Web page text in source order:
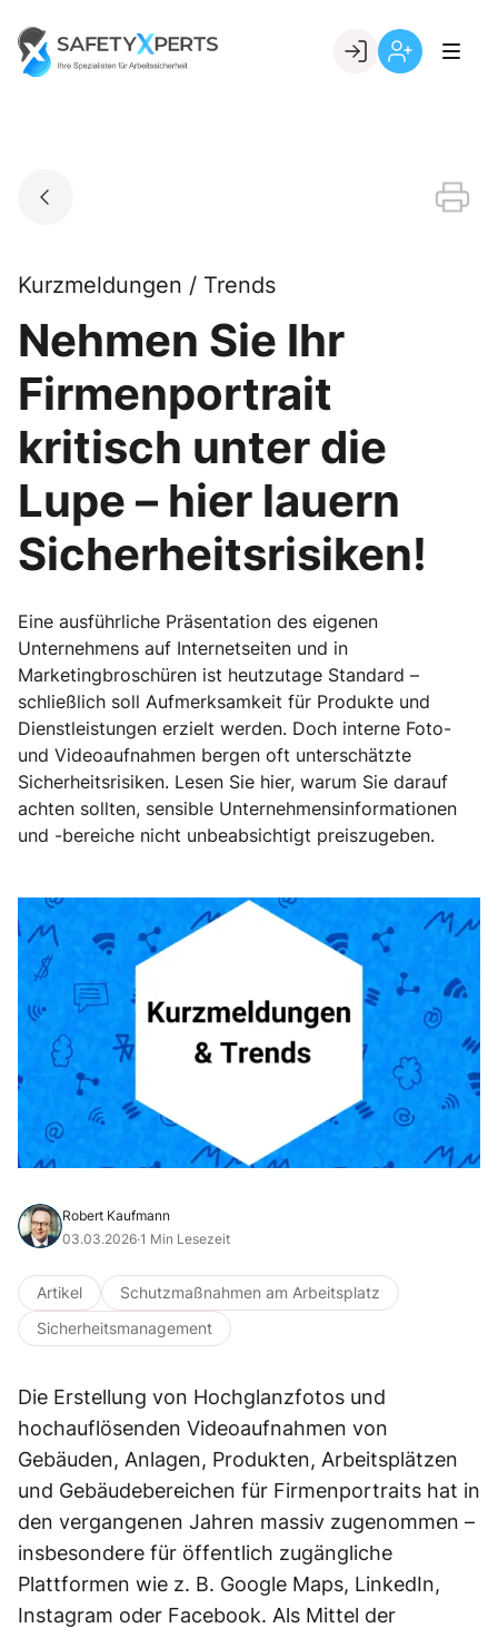
content
Go to landing page.
Kurzmeldungen / Trends
Nehmen Sie Ihr
Firmenportrait
kritisch unter die
Lupe – hier lauern
Sicherheitsrisiken!
Eine ausführliche Präsentation des eigenen
Unternehmens auf Internetseiten und in
Marketingbroschüren ist heutzutage Standard –
schließlich soll Aufmerksamkeit für Produkte und
Dienstleistungen erzielt werden. Doch interne Foto-
und Videoaufnahmen bergen oft unterschätzte
Sicherheitsrisiken. Lesen Sie hier, warum Sie darauf
achten sollten, sensible Unternehmensinformationen
und -bereiche nicht unbeabsichtigt preiszugeben.
Robert Kaufmann
03.03.2026·1 Min Lesezeit
Artikel
Schutzmaßnahmen am Arbeitsplatz
Sicherheitsmanagement
Die Erstellung von Hochglanzfotos und
hochauflösenden Videoaufnahmen von
Gebäuden, Anlagen, Produkten, Arbeitsplätzen
und Gebäudebereichen für Firmenportraits hat in
den vergangenen Jahren massiv zugenommen –
insbesondere für öffentlich zugängliche
Plattformen wie z. B. Google Maps, LinkedIn,
Instagram oder Facebook. Als Mittel der